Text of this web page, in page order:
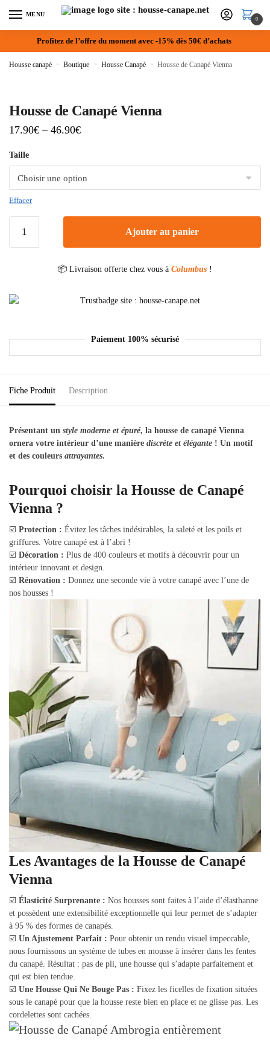
MENU
0
Profitez de l’offre du moment avec -15% dès 50€ d’achats
Housse canapé » Boutique » Housse Canapé » Housse de Canapé Vienna
Housse de Canapé Vienna
17.90€ – 46.90€
Taille
Effacer
Ajouter au panier
📦 Livraison offerte chez vous à Columbus !
Paiement 100% sécurisé
Fiche Produit Description
Présentant un style moderne et épuré, la housse de canapé Vienna
ornera votre intérieur d’une manière discrète et élégante ! Un motif
et des couleurs attrayantes.
Pourquoi choisir la Housse de Canapé
Vienna ?
☑️ Protection : Évitez les tâches indésirables, la saleté et les poils et
griffures. Votre canapé est à l’abri !
☑️ Décoration : Plus de 400 couleurs et motifs à découvrir pour un
intérieur innovant et design.
☑️ Rénovation : Donnez une seconde vie à votre canapé avec l’une de
nos housses !
Les Avantages de la Housse de Canapé
Vienna
☑️ Élasticité Surprenante : Nos housses sont faites à l’aide d’élasthanne
et possèdent une extensibilité exceptionnelle qui leur permet de s’adapter
à 95 % des formes de canapés.
☑️ Un Ajustement Parfait : Pour obtenir un rendu visuel impeccable,
nous fournissons un système de tubes en mousse à insérer dans les fentes
du canapé. Résultat : pas de pli, une housse qui s’adapte parfaitement et
qui est bien tendue.
☑️ Une Housse Qui Ne Bouge Pas : Fixez les ficelles de fixation situées
sous le canapé pour que la housse reste bien en place et ne glisse pas. Les
cordelettes sont cachées.